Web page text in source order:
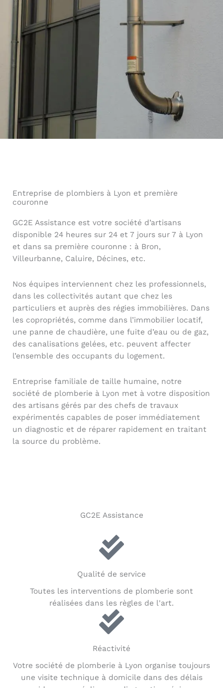
Entreprise de plombiers à Lyon et première
couronne
GC2E Assistance est votre société d’artisans
disponible 24 heures sur 24 et 7 jours sur 7 à Lyon
et dans sa première couronne : à Bron,
Villeurbanne, Caluire, Décines, etc.
Nos équipes interviennent chez les professionnels,
dans les collectivités autant que chez les
particuliers et auprès des régies immobilières. Dans
les copropriétés, comme dans l’immobilier locatif,
une panne de chaudière, une fuite d’eau ou de gaz,
des canalisations gelées, etc. peuvent affecter
l’ensemble des occupants du logement.
Entreprise familiale de taille humaine, notre
société de plomberie à Lyon met à votre disposition
des artisans gérés par des chefs de travaux
expérimentés capables de poser immédiatement
un diagnostic et de réparer rapidement en traitant
la source du problème.
GC2E Assistance
Qualité de service
Toutes les interventions de plomberie sont
réalisées dans les règles de l'art.
Réactivité
Votre société de plomberie à Lyon organise toujours
une visite technique à domicile dans des délais